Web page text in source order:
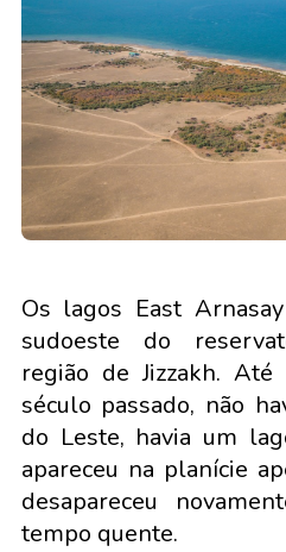
Os lagos East
sudoeste do
região de Jizzakh.
século passado, não
do Leste, havia um
apareceu na planície
desapareceu
tempo quente.